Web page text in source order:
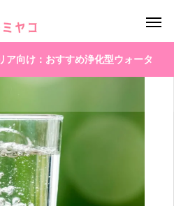
ア向け：おすすめ浄化型ウォータ